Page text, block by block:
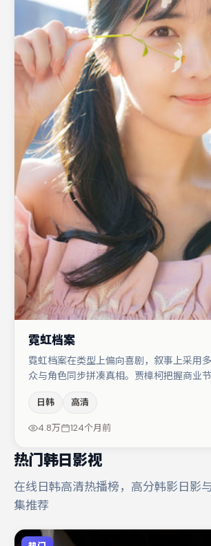
霓虹档案
霓虹档案在类型上偏向喜剧，叙事上采用
众与角色同步拼凑真相。贾樟柯把握商业
叙事驱动，胡歌、雷佳音分别提供反差与
（视场次而定）。节奏紧凑、反转有度，
日韩 高清
4.8万 124个月前
热门韩日影视
在线日韩高清热播榜，高分韩影日影
集推荐